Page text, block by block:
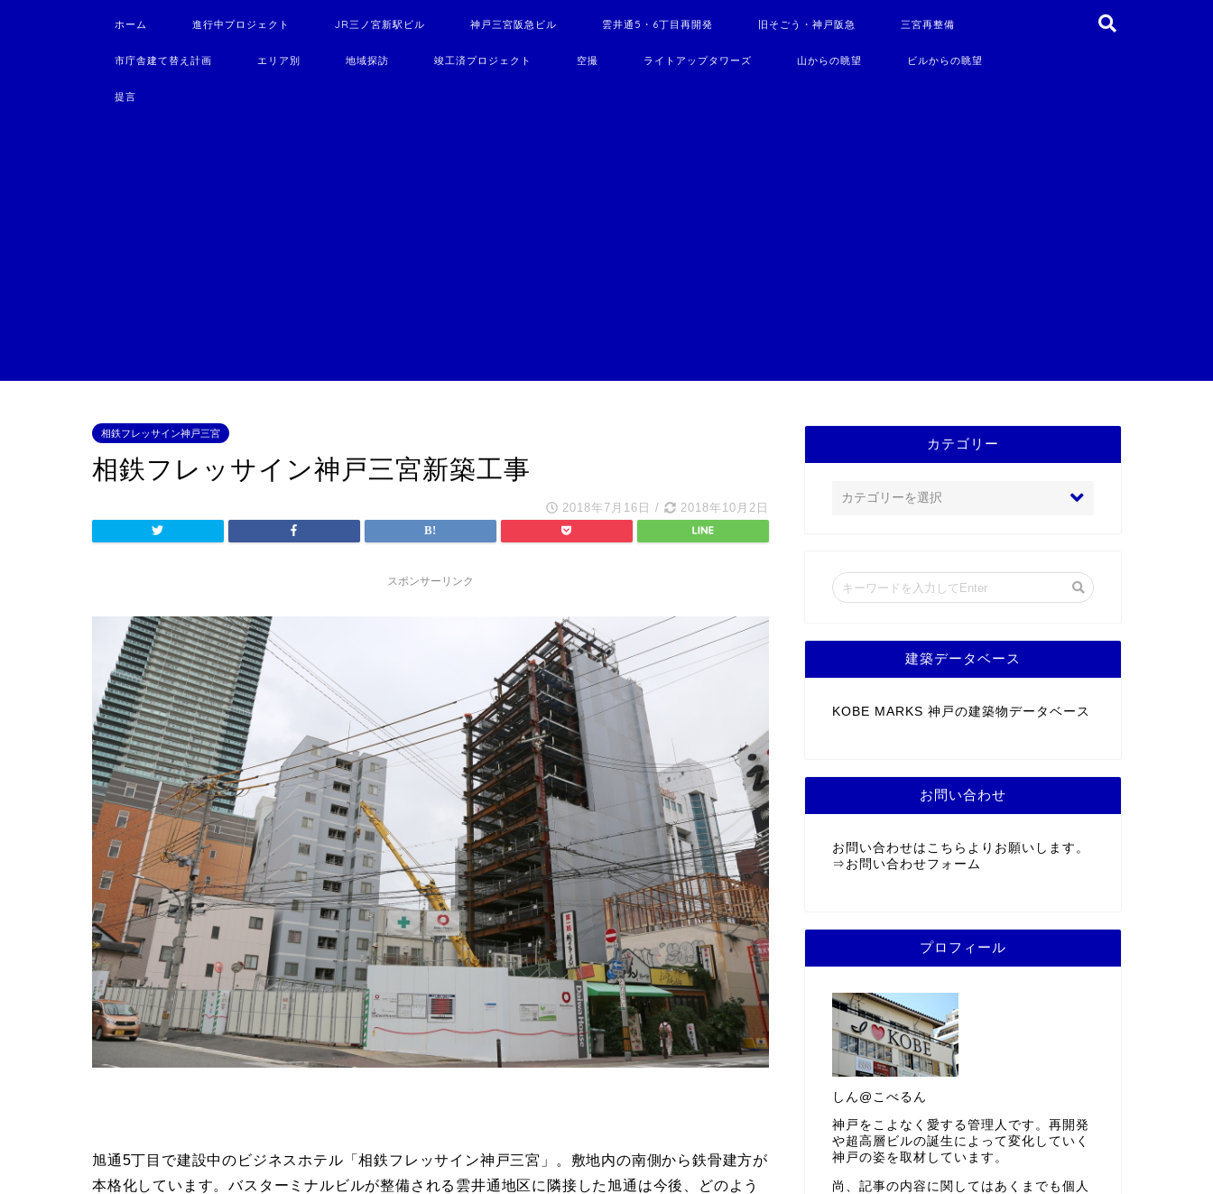
ホーム 進行中プロジェクト JR三ノ宮新駅ビル 神戸三宮阪急ビル 雲井通5・6丁目再開発 旧そごう・神戸阪急 三宮再整備
市庁舎建て替え計画 エリア別 地域探訪 竣工済プロジェクト 空撮 ライトアップタワーズ 山からの眺望 ビルからの眺望
提言
相鉄フレッサイン神戸三宮
相鉄フレッサイン神戸三宮新築工事
2018年7月16日 / 2018年10月2日
スポンサーリンク
旭通5丁目で建設中のビジネスホテル「相鉄フレッサイン神戸三宮」。敷地内の南側から鉄骨建方が
本格化しています。バスターミナルビルが整備される雲井通地区に隣接した旭通は今後、どのよう
カテゴリー
建築データベース
KOBE MARKS 神戸の建築物データベース
お問い合わせ
お問い合わせはこちらよりお願いします。
⇒ お問い合わせフォーム
プロフィール
しん@こべるん
神戸をこよなく愛する管理人です。再開発
や超高層ビルの誕生によって変化していく
神戸の姿を取材しています。
尚、記事の内容に関してはあくまでも個人